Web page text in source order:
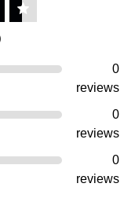
0
reviews
0
reviews
0
reviews